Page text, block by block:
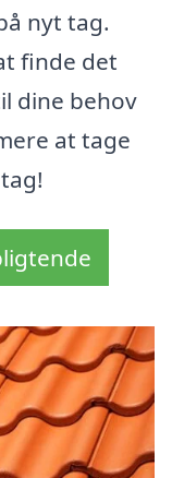
nyt tag.
finde det
dine behov
at tage